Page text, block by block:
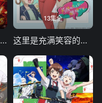
鬼灭之刃 无限城篇 第一章 猗窝座再袭
13集全
这里是充满笑容的职场。